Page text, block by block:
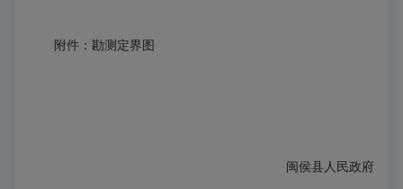
附件：勘测定界图
闽侯县人民政府